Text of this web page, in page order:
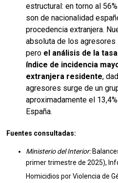
estructural: en torno al
son de nacionalidad
procedencia extranjera.
absoluta de los
pero el análisis de la
índice de incidencia
extranjera residente,
agresores surge de un
aproximadamente el
España.
Fuentes consultadas:
Ministerio del Interior:
primer trimestre de 2025),
Homicidios por Violencia de